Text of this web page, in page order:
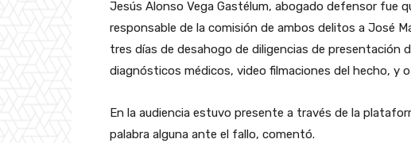
Jesús Alonso Vega Gastélum, abogado defensor fue
responsable de la comisión de ambos delitos a José
tres días de desahogo de diligencias de presentación
diagnósticos médicos, video filmaciones del hecho, y
En la audiencia estuvo presente a través de la
palabra alguna ante el fallo, comentó.